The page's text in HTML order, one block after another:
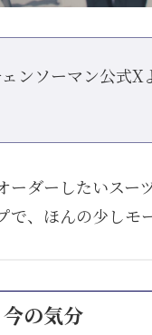
ンソーマン公式X
ダーしたいスー
、ほんの少しモ
の気分